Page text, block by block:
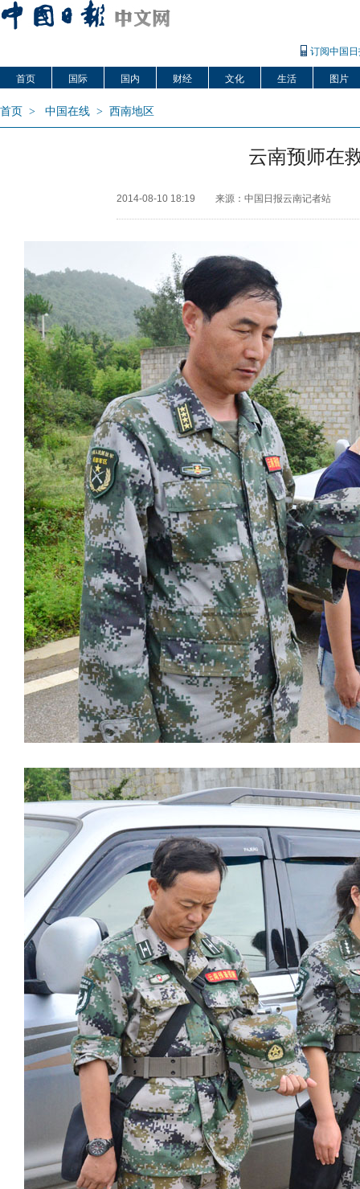
订阅中国
首页 国际 国内 财经 文化 生活 图片
首页 > 中国在线 > 西南地区
云南预师在
2014-08-10 18:19 来源：中国日报云南记者站